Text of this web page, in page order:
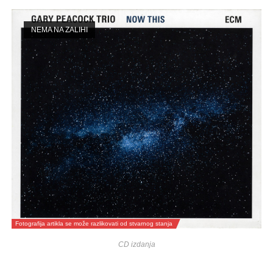
Fotografija artikla se može razlikovati od stvarnog stanja
NEMA NA ZALIHI
CD izdanja